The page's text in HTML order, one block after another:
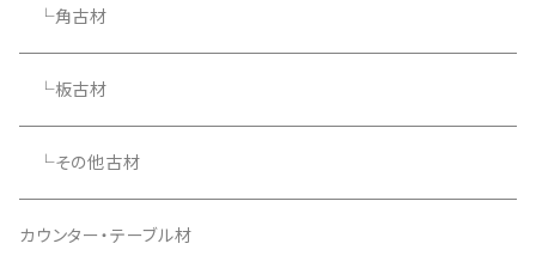
└角古材
└板古材
└その他古材
カウンター・テーブル材